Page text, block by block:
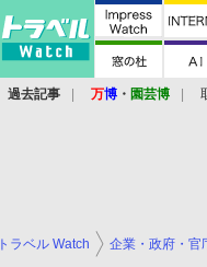
過去記事 万博 ・ 園芸博
トラベル Watch 企業・政府・官